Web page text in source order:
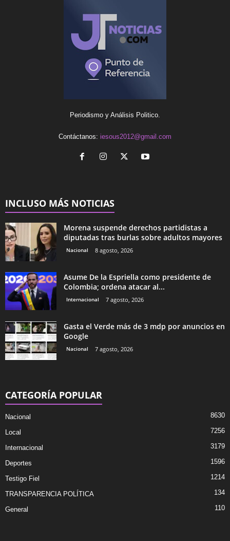
Periodismo y Análisis Politico.
Contáctanos: iesous2012@gmail.com
INCLUSO MÁS NOTICIAS
Morena suspende derechos partidistas a
diputadas tras burlas sobre adultos mayores
Nacional 8 agosto, 2026
Asume De la Espriella como presidente de
Colombia; ordena atacar al...
Internacional 7 agosto, 2026
Gasta el Verde más de 3 mdp por anuncios en
Google
Nacional 7 agosto, 2026
CATEGORÍA POPULAR
Nacional 8630
Local 7256
Internacional 3179
Deportes 1596
Testigo Fiel 1214
TRANSPARENCIA POLÍTICA 134
General 110